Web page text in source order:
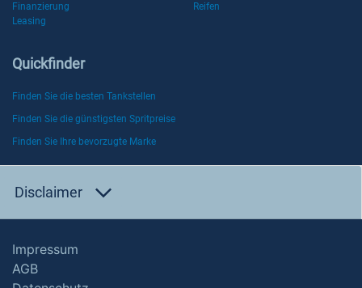
Finanzierung
Reifen
Leasing
Quickfinder
Finden Sie die besten Tankstellen
Finden Sie die günstigsten Spritpreise
Finden Sie Ihre bevorzugte Marke
Disclaimer
Impressum
AGB